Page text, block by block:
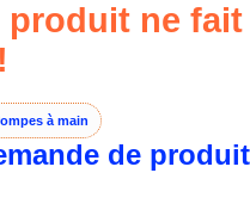
produit ne
à main
de